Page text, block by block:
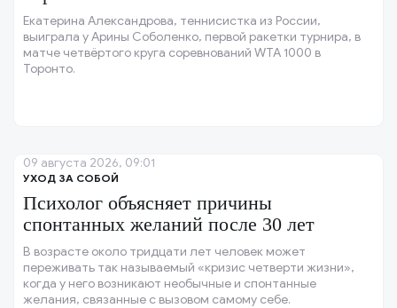
Екатерина Александрова, теннисистка из России,
выиграла у Арины Соболенко, первой ракетки турнира, в
матче четвёртого круга соревнований WTA 1000 в
Торонто.
УХОД ЗА СОБОЙ
Психолог объясняет причины
спонтанных желаний после 30 лет
В возрасте около тридцати лет человек может
переживать так называемый «кризис четверти жизни»,
когда у него возникают необычные и спонтанные
желания, связанные с вызовом самому себе.
09 августа 2026, 09:01